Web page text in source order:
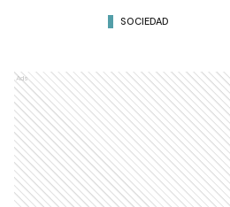
SOCIEDAD
Ads